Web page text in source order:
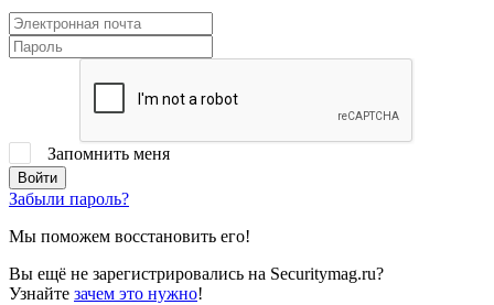
Запомнить меня
Забыли пароль?
Мы поможем восстановить его!
Вы ещё не зарегистрировались на Securitymag.ru?
Узнайте зачем это нужно!